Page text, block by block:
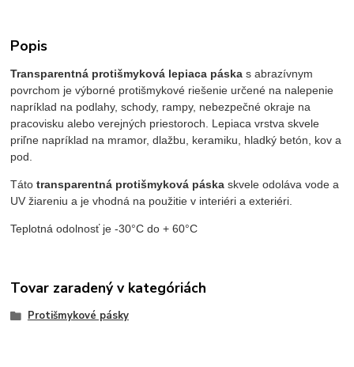
Popis
Transparentná protišmyková lepiaca páska s abrazívnym
povrchom je výborné protišmykové riešenie určené na nalepenie
napríklad na podlahy, schody, rampy, nebezpečné okraje na
pracovisku alebo verejných priestoroch. Lepiaca vrstva skvele
priľne napríklad na mramor, dlažbu, keramiku, hladký betón, kov a
pod.
Tátotransparentná protišmyková páska skvele odoláva vode a
UV žiareniu a je vhodná na použitie v interiéri a exteriéri.
Teplotná odolnosť je -30°C do + 60°C
Tovar zaradený v kategóriách
Protišmykové pásky